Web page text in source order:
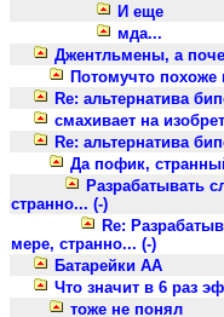
И еще
мда...
Джентльмены, а
Потомучто похоже
Re: альтернатива
смахивает на
Re: альтернатива
Да пофик,
Разрабатывать
странно... (-)
Re:
мере, странно... (-)
Батарейки АА
Что значит в 6 раз
тоже не понял